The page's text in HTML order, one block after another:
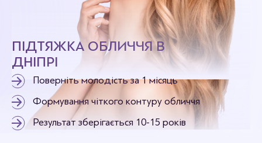
ПІДТЯЖКА ОБЛИЧЧЯ В
ДНІПРІ
Поверніть молодість за 1 місяць
Формування чіткого контуру обличчя
Результат зберігається 10-15 років